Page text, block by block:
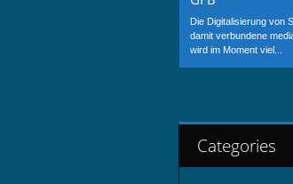
Die Digitalisierung von
damit verbundene
wird im Moment viel...
Categories